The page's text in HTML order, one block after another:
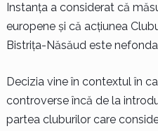
Instanța a considerat că
europene și că acțiunea
Bistrița-Năsăud este
Decizia vine în contextul în
controverse încă de la
partea cluburilor care